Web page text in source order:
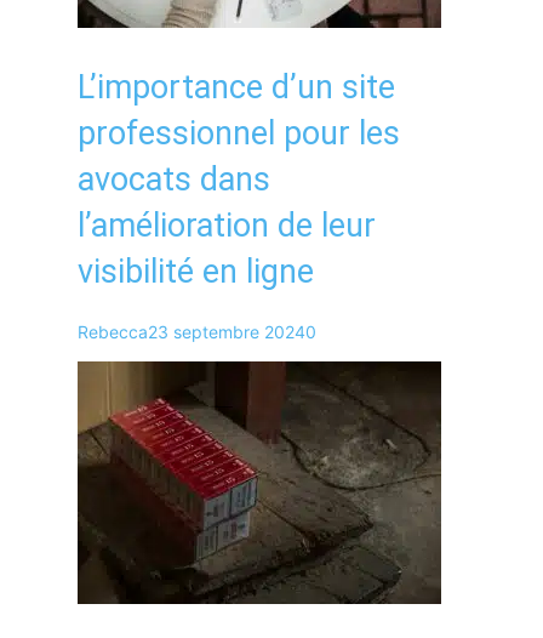
L’importance d’un site
professionnel pour les
avocats dans
l’amélioration de leur
visibilité en ligne
Rebecca23 septembre 20240